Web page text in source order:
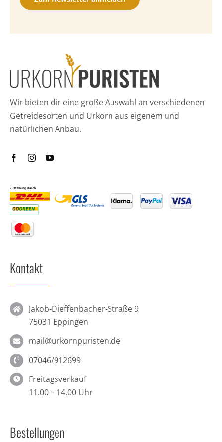
Wir bieten dir eine große Auswahl an verschiedenen
Getreidesorten und Urkorn aus eigenem und
natürlichen Anbau.
Kontakt
Jakob-Dieffenbacher-Straße 9
75031 Eppingen
mail@urkornpuristen.de
07046/912699
Freitagsverkauf
11.00 – 14.00 Uhr
Bestellungen